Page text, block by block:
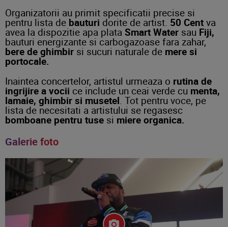
Organizatorii au primit specificatii precise si
pentru lista de bauturi dorite de artist. 50 Cent va
avea la dispozitie apa plata Smart Water sau Fiji,
bauturi energizante si carbogazoase fara zahar,
bere de ghimbir si sucuri naturale de mere si
portocale.
Inaintea concertelor, artistul urmeaza o rutina de
ingrijire a vocii ce include un ceai verde cu menta,
lamaie, ghimbir si musetel. Tot pentru voce, pe
lista de necesitati a artistului se regasesc
bomboane pentru tuse si miere organica.
Galerie foto